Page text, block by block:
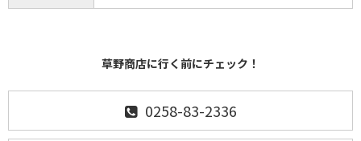
草野商店に行く前にチェック！
0258-83-2336